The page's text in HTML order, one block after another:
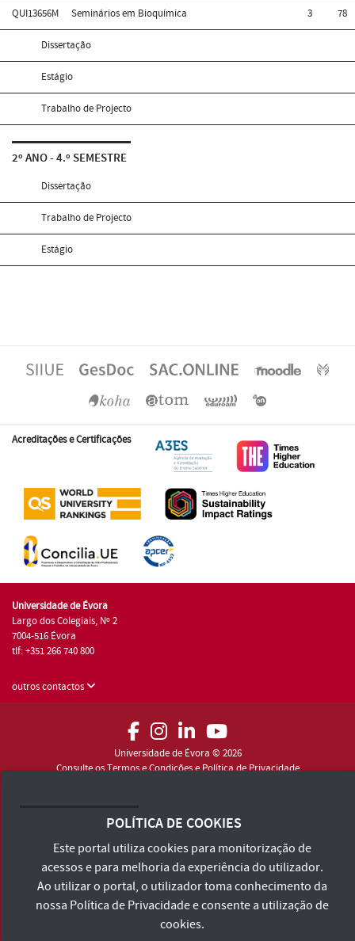
QUI13656M Seminários em Bioquímica 3 78
Dissertação
Estágio
Trabalho de Projecto
2º ANO - 4.º SEMESTRE
Dissertação
Trabalho de Projecto
Estágio
Acreditações e Certificações
Universidade de Évora
Largo dos Colegiais, Nº 2
7004-516 Évora
tlf: +351 266 740 800
outros contactos
Universidade de Évora © 2026
Consulte os Termos e Condições e Política de Privacidade
POLÍTICA DE COOKIES
Este portal utiliza cookies para monitorização de
acessos e para melhoria da experiência do utilizador.
Ao utilizar o portal, o utilizador toma conhecimento da
nossa Política de Privacidadee consente a utilização de
cookies.